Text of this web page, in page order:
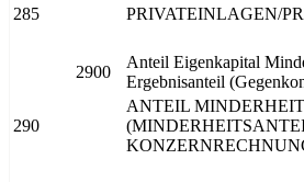
285
PRIVATEINLAGEN/
2900
Anteil Eigenkapital
Ergebnisanteil
290
ANTEIL